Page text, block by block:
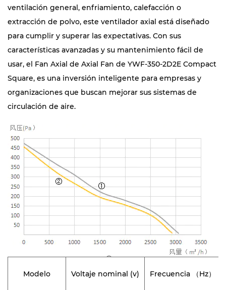
ventilación general, enfriamiento, calefacción o
extracción de polvo, este ventilador axial está diseñado
para cumplir y superar las expectativas. Con sus
características avanzadas y su mantenimiento fácil de
usar, el Fan Axial de Axial Fan de YWF-350-2D2E Compact
Square, es una inversión inteligente para empresas y
organizaciones que buscan mejorar sus sistemas de
circulación de aire.
Modelo Voltaje nominal (v) Frecuencia （Hz）